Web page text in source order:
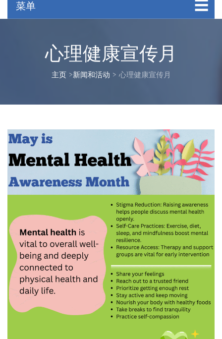
菜单
心理健康宣传月
主页 >新闻和活动 > 心理健康宣传月